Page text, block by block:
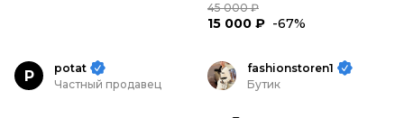
45 000 ₽
15 000 ₽ -67%
P
potat
Частный продавец
fashionstoren1
Бутик